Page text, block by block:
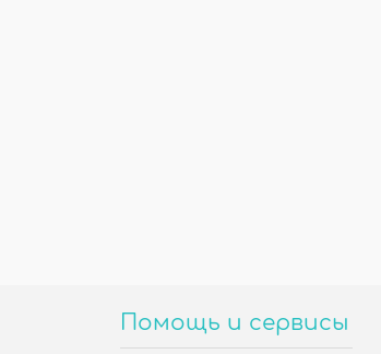
Помощь и сервисы